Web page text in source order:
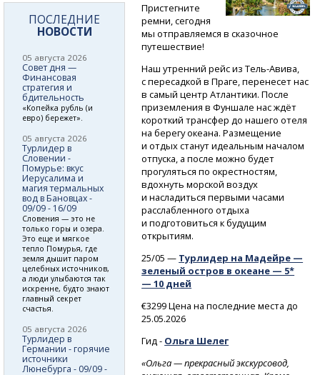
Пристегните
ремни, сегодня
мы отправляемся в сказочное
путешествие!
Наш утренний рейсиз Тель-Авива,
с пересадкой в Праге, перенесет нас
в самый центр Атлантики. После
приземления в Фуншале нас ждёт
короткий трансфер до нашего отеля
на берегу океана. Размещение
и отдых станут идеальным началом
отпуска, а после можно будет
прогуляться по окрестностям,
вдохнуть морской воздух
и насладиться первыми часами
расслабленного отдыха
и подготовиться к будущим
открытиям.
25/05 — Турлидер на Мадейре —
зеленый остров в океане — 5*
— 10 дней
€3299 Цена на последние места до
25.05.2026
Гид - Ольга Шелег
«Ольга — прекрасный экскурсовод,
ПОСЛЕДНИЕ
НОВОСТИ
05 августа 2026
Совет дня —
Финансовая
стратегия и
бдительность
«Копейка рубль (и
евро) бережет».
05 августа 2026
Турлидер в
Словении -
Помурье: вкус
Иерусалима и
магия термальных
вод в Бановцах -
09/09 - 16/09
Словения — это не
только горы и озера.
Это еще и мягкое
тепло Помурья, где
земля дышит паром
целебных источников,
а люди улыбаются так
искренне, будто знают
главный секрет
счастья.
05 августа 2026
Турлидер в
Германии - горячие
источники
Люнебурга - 09/09 -